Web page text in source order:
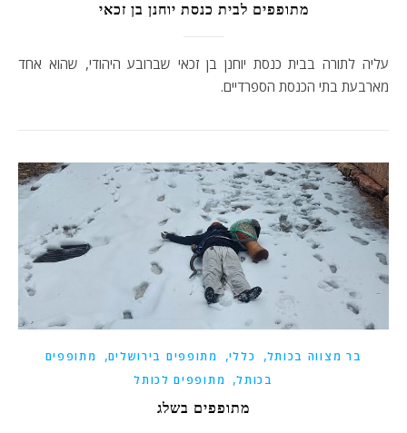
מתופפים לבית כנסת יוחנן בן זכאי
עליה לתורה בבית כנסת יוחנן בן זכאי שברובע היהודי, שהוא אחד
מארבעת בתי הכנסת הספרדיים.
בר מצווה בכותל, כללי, מתופפים בירושלים,
מתופפים
בכותל, מתופפים לכותל
מתופפים בשלג